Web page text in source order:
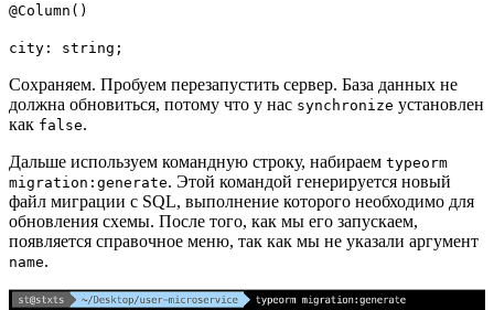
@Column()
city: string;
Сохраняем. Пробуем перезапустить сервер. База данных не
должна обновиться, потому что у нас synchronize установлен
как false.
Дальше используем командную строку, набираем typeorm
migration:generate. Этой командой генерируется новый
файл миграции с SQL, выполнение которого необходимо для
обновления схемы. После того, как мы его запускаем,
появляется справочное меню, так как мы не указали аргумент
name.